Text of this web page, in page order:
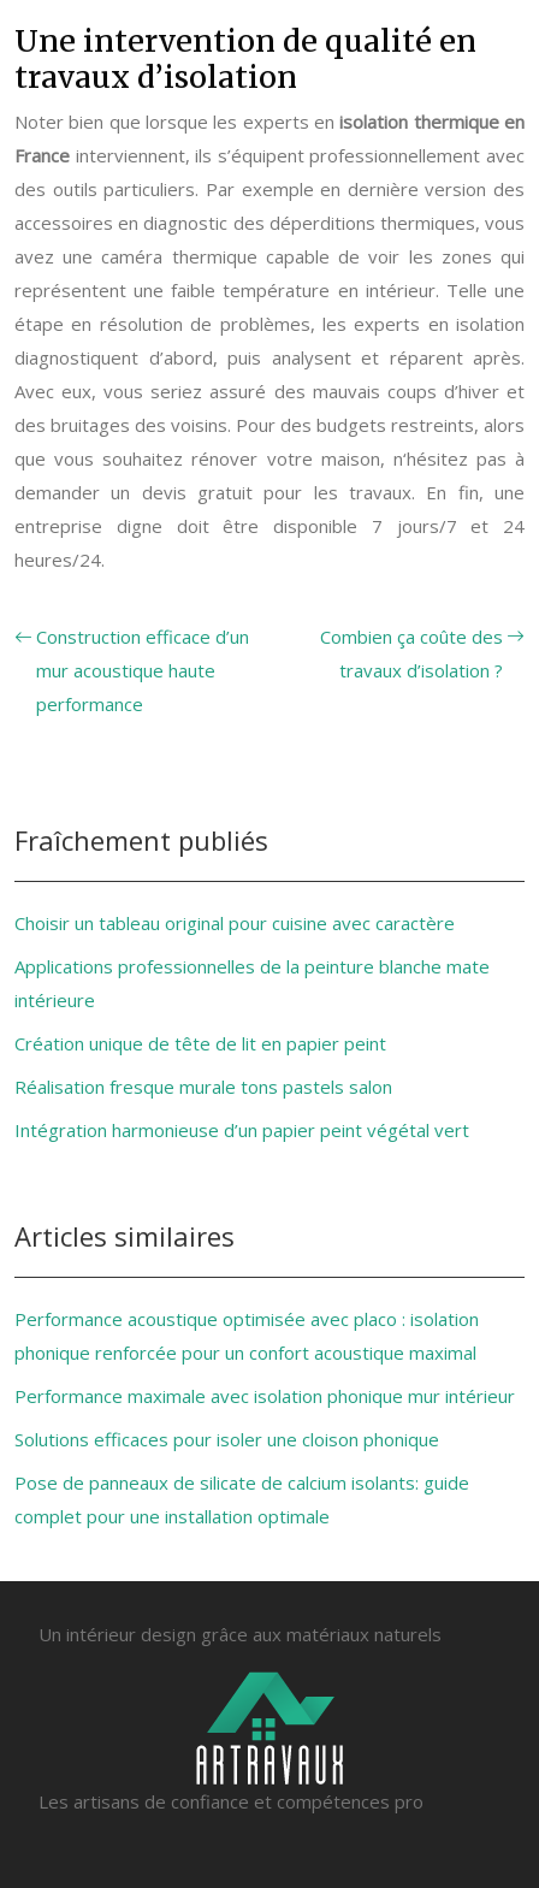
Une intervention de qualité en
travaux d’isolation
Noter bien que lorsque les experts enisolation thermique en
France interviennent, ils s’équipent professionnellement avec
des outils particuliers. Par exemple en dernière version des
accessoires en diagnostic des déperditions thermiques, vous
avez une caméra thermique capable de voir les zones qui
représentent une faible température en intérieur. Telle une
étape en résolution de problèmes, les experts en isolation
diagnostiquent d’abord, puis analysent et réparent après.
Avec eux, vous seriez assuré des mauvais coups d’hiver et
des bruitages des voisins. Pour des budgets restreints, alors
que vous souhaitez rénover votre maison, n‘hésitez pas à
demander un devis gratuit pour les travaux. En fin, une
entreprise digne doit être disponible 7 jours/7 et 24
heures/24.
Construction efficace d’un
mur acoustique haute
performance
Combien ça coûte des
travaux d’isolation ?
Fraîchement publiés
Choisir un tableau original pour cuisine avec caractère
Applications professionnelles de la peinture blanche mate
intérieure
Création unique de tête de lit en papier peint
Réalisation fresque murale tons pastels salon
Intégration harmonieuse d’un papier peint végétal vert
Articles similaires
Performance acoustique optimisée avec placo : isolation
phonique renforcée pour un confort acoustique maximal
Performance maximale avec isolation phonique mur intérieur
Solutions efficaces pour isoler une cloison phonique
Pose de panneaux de silicate de calcium isolants: guide
complet pour une installation optimale
Un intérieur design grâce aux matériaux naturels
Les artisans de confiance et compétences pro